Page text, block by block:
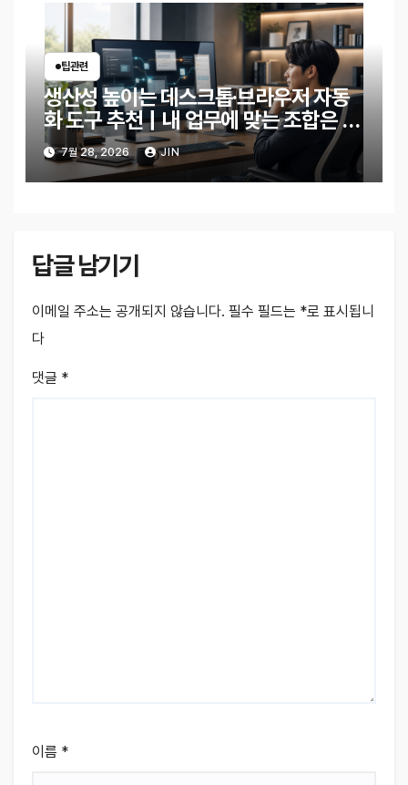
팁관련
생산성 높이는 데스크톱·브라우저 자동
화 도구 추천｜내 업무에 맞는 조합은 무
엇일까?
7월 28, 2026 JIN
답글 남기기
이메일 주소는 공개되지 않습니다. 필수 필드는 *로 표시됩니
다
댓글 *
이름 *